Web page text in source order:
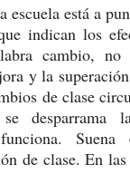
está a punto
indican los
cambio, no
y la
de clase
desparrama
funciona.
de clase. En las